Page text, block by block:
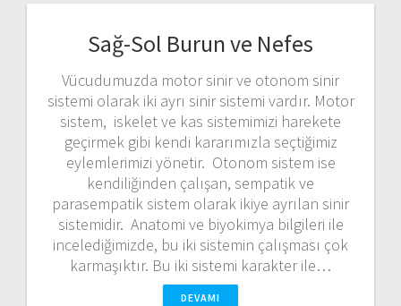
Sağ-Sol Burun ve Nefes
Vücudumuzda motor sinir ve otonom sinir
sistemi olarak iki ayrı sinir sistemi vardır. Motor
sistem, iskelet ve kas sistemimizi harekete
geçirmek gibi kendi kararımızla seçtiğimiz
eylemlerimizi yönetir. Otonom sistem ise
kendiliğinden çalışan, sempatik ve
parasempatik sistem olarak ikiye ayrılan sinir
sistemidir. Anatomi ve biyokimya bilgileri ile
incelediğimizde, bu iki sistemin çalışması çok
karmaşıktır. Bu iki sistemi karakter ile…
DEVAMI